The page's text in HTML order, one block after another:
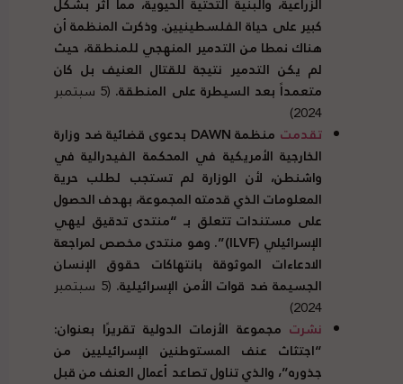
الزراعية، والبنية التحتية الحيوية، مما أثر بشكل
كبير على حياة الفلسطينيين. وذكرت المنظمة أن
هناك نمطا من التدمير المنهجي للمنطقة، حيث
لم يكن التدمير نتيجة للقتال العنيف بل كان
متعمداً بعد السيطرة على المنطقة.
(5 سبتمبر
2024)
تقدمت منظمةDAWN بدعوى قضائية ضد وزارة
الخارجية الأمريكية في المحكمة الفيدرالية في
واشنطن، لأن الوزارة لم تستجب لطلب حرية
المعلومات الذي قدمته المجموعة، بهدف الحصول
على مستندات تتعلق بـ “منتدى تدقيق ليهي
الإسرائيلي (ILVF)”. وهو منتدى مخصص لمراجعة
الادعاءات الموثوقة بانتهاكات حقوق الإنسان
الجسيمة ضد قوات الأمن الإسرائيلية.
(5 سبتمبر
2024)
نشرت مجموعة الأزمات الدولية تقريرًا بعنوان:
“اجتثاث عنف المستوطنين الإسرائيليين من
جذوره”، والذي تناول تصاعد أعمال العنف من قبل